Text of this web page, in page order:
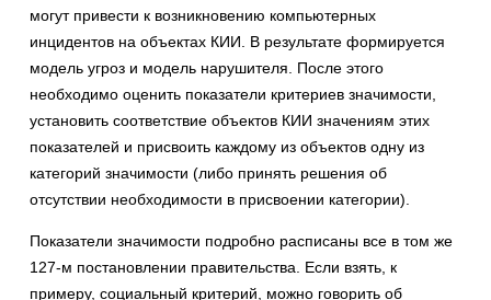
могут привести к возникновению компьютерных
инцидентов на объектах КИИ. В результате формируется
модель угроз и модель нарушителя. После этого
необходимо оценить показатели критериев значимости,
установить соответствие объектов КИИ значениям этих
показателей и присвоить каждому из объектов одну из
категорий значимости (либо принять решения об
отсутствии необходимости в присвоении категории).
Показатели значимости подробно расписаны все в том же
127-м постановлении правительства. Если взять, к
примеру, социальный критерий, можно говорить об